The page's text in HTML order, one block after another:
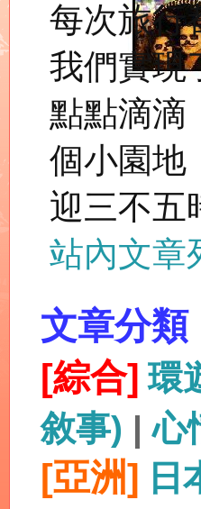
每次旅行
我們實現
點點滴滴
個小園地
迎三不五
站內文章
文章分類
[綜合] 環
敘事) |心
[亞洲] 日